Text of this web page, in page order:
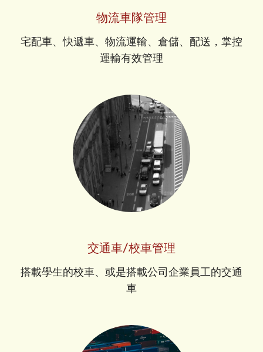
物流車隊管理
宅配車、快遞車、物流運輸、倉儲、配送，掌控
運輸有效管理
交通車/校車管理
搭載學生的校車、或是搭載公司企業員工的交通
車